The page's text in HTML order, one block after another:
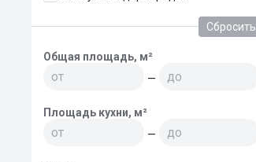
Сбросить
Общая площадь, м²
—
Площадь кухни, м²
—